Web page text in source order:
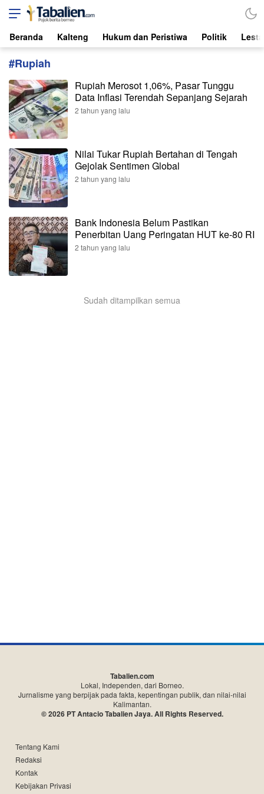
Tabalien.com
Lokal, Independen, dari Borneo
Beranda Kalteng Hukum dan Peristiwa Politik
#Rupiah
Rupiah Merosot 1,06%, Pasar Tunggu
Data Inflasi Terendah Sepanjang Sejarah
2 tahun yang lalu
Nilai Tukar Rupiah Bertahan di Tengah
Gejolak Sentimen Global
2 tahun yang lalu
Bank Indonesia Belum Pastikan
Penerbitan Uang Peringatan HUT ke-80 RI
2 tahun yang lalu
Sudah ditampilkan semua
Tabalien.com
Lokal, Independen, dari Borneo.
Jurnalisme yang berpijak pada fakta, kepentingan publik, dan nilai-nilai
Kalimantan.
© 2026 PT Antacio Tabalien Jaya. All Rights Reserved.
Tentang Kami
Redaksi
Kontak
Kebijakan Privasi